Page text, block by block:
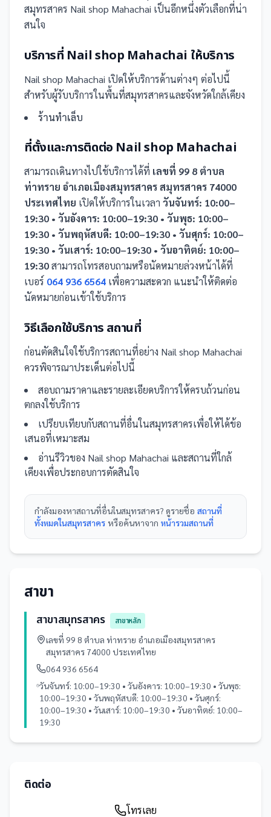
สมุทรสาคร Nail shop Mahachai เป็นอีกหนึ่งตัวเลือกที่น่า
สนใจ
บริการที่ Nail shop Mahachai ให้บริการ
Nail shop Mahachai เปิดให้บริการด้านต่างๆ ต่อไปนี้
สำหรับผู้รับบริการในพื้นที่สมุทรสาครและจังหวัดใกล้เคียง
ร้านทำเล็บ
ที่ตั้งและการติดต่อ Nail shop Mahachai
สามารถเดินทางไปใช้บริการได้ที่ เลขที่ 99 8 ตำบล
ท่าทราย อำเภอเมืองสมุทรสาคร สมุทรสาคร 74000
ประเทศไทย เปิดให้บริการในเวลา วันจันทร์: 10:00–
19:30 • วันอังคาร: 10:00–19:30 • วันพุธ: 10:00–
19:30 • วันพฤหัสบดี: 10:00–19:30 • วันศุกร์: 10:00–
19:30 • วันเสาร์: 10:00–19:30 • วันอาทิตย์: 10:00–
19:30สามารถโทรสอบถามหรือนัดหมายล่วงหน้าได้ที่
เบอร์ 064 936 6564 เพื่อความสะดวก แนะนำให้ติดต่อ
นัดหมายก่อนเข้าใช้บริการ
วิธีเลือกใช้บริการ สถานที่
ก่อนตัดสินใจใช้บริการสถานที่อย่าง Nail shop Mahachai
ควรพิจารณาประเด็นต่อไปนี้
สอบถามราคาและรายละเอียดบริการให้ครบถ้วนก่อน
ตกลงใช้บริการ
เปรียบเทียบกับสถานที่อื่นในสมุทรสาครเพื่อให้ได้ข้อ
เสนอที่เหมาะสม
อ่านรีวิวของ Nail shop Mahachai และสถานที่ใกล้
เคียงเพื่อประกอบการตัดสินใจ
กำลังมองหาสถานที่อื่นในสมุทรสาคร? ดูรายชื่อ สถานที่
ทั้งหมดในสมุทรสาคร หรือค้นหาจาก หน้ารวมสถานที่
สาขา
สาขาสมุทรสาคร
สาขาหลัก
เลขที่ 99 8 ตำบล ท่าทราย อำเภอเมืองสมุทรสาคร
สมุทรสาคร 74000 ประเทศไทย
064 936 6564
วันจันทร์: 10:00–19:30 • วันอังคาร: 10:00–19:30 • วันพุธ:
10:00–19:30 • วันพฤหัสบดี: 10:00–19:30 • วันศุกร์:
10:00–19:30 • วันเสาร์: 10:00–19:30 • วันอาทิตย์: 10:00–
19:30
ติดต่อ
โทรเลย